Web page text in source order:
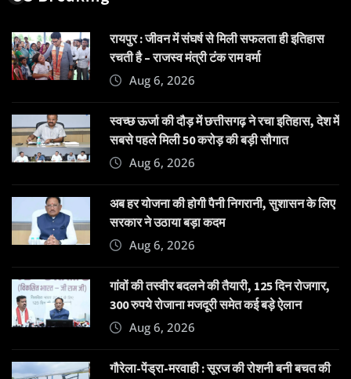
रायपुर : जीवन में संघर्ष से मिली सफलता ही इतिहास
रचती है – राजस्व मंत्री टंक राम वर्मा
Aug 6, 2026
स्वच्छ ऊर्जा की दौड़ में छत्तीसगढ़ ने रचा इतिहास, देश में
सबसे पहले मिली 50 करोड़ की बड़ी सौगात
Aug 6, 2026
अब हर योजना की होगी पैनी निगरानी, सुशासन के लिए
सरकार ने उठाया बड़ा कदम
Aug 6, 2026
गांवों की तस्वीर बदलने की तैयारी, 125 दिन रोजगार,
300 रुपये रोजाना मजदूरी समेत कई बड़े ऐलान
Aug 6, 2026
गौरेला-पेंड्रा-मरवाही : सूरज की रोशनी बनी बचत की